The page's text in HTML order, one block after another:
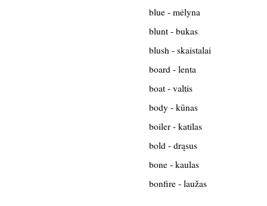
blue - mėlyna
blunt - bukas
blush - skaistalai
board - lenta
boat - valtis
body - kūnas
boiler - katilas
bold - drąsus
bone - kaulas
bonfire - laužas